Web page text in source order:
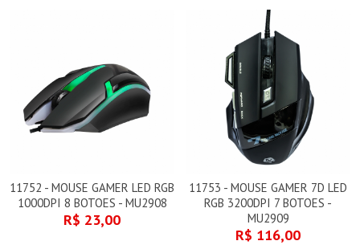
11752 - MOUSE GAMER LED RGB
1000DPI 8 BOTOES - MU2908
R$ 23,00
11753 - MOUSE GAMER 7D LED
RGB 3200DPI 7 BOTOES -
MU2909
R$ 116,00